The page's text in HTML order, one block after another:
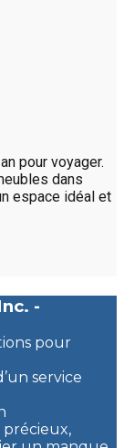
pour voyager.
dans
espace idéal et
-
pour
service
précieux,